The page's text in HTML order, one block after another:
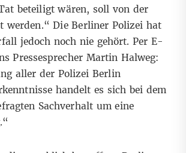
beteiligt wären, soll von der
werden.“ Die Berliner Polizei hat
jedoch noch nie gehört. Per E-
Pressesprecher Martin Halweg:
aller der Polizei Berlin
handelt es sich bei dem
Sachverhalt um eine